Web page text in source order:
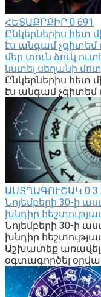
ՀԵՏԱՔՐՔԻՐ 0 691
Ընկերներիս հետ
էս անգամ չգիտեմ
մեր տուն ձուկ
նստել սեղանի մոտ,
Ընկերներիս հետ
էս անգամ չգիտեմ
ԱՍՏՂԱԳՈՒՇԱԿ 0 3
Նոյեմբերի 30-ի
խնդիր
Նոյեմբերի 30-ի
խնդիր
Աշխատեք
օգտագործել